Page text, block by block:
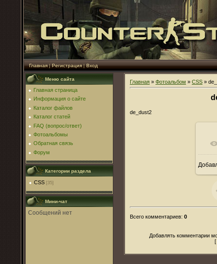
Главная|Регистрация|Вход
Меню сайта
Главная страница
Информация о сайте
Каталог файлов
Каталог статей
FAQ (вопрос/ответ)
Фотоальбомы
Обратная связь
Форум
Категории раздела
CSS [35]
Мини-чат
Главная » Фотоальбом » CSS »
de_dust2
Всего комментариев: 0
Добавлять комментарии
[